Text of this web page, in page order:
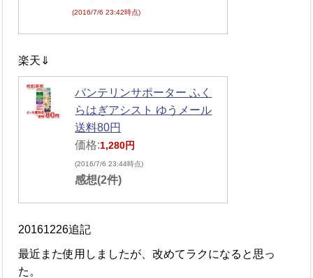
(2016/7/6 23:42時点)
楽天⇓
バンテリンサポーター ふく
らはぎアシスト ゆうメール
送料80円
価格:1,280円
(2016/7/6 23:44時点)
感想(2件)
20161226追記
最近また使用しましたが、改めてラクになると思っ
た。